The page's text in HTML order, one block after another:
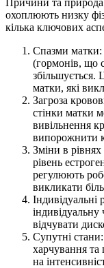
охоплюють низку
кілька ключових
Спазми матки:
(гормонів, що
збільшується.
матки, які
Загроза
стінки матки
вивільнення
випорожнити
Зміни в
рівень
регулюють
викликати
відчувати
Супутні
харчування
на